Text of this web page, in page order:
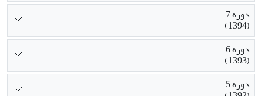
دوره 7
(1394)
دوره 6
(1393)
دوره 5